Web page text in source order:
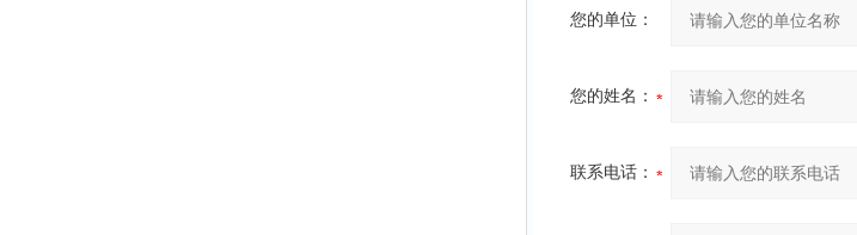
您的单位：
您的姓名：
联系电话：